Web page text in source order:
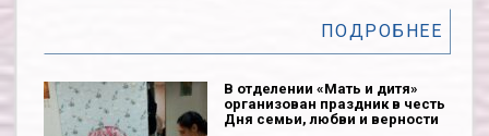
ПОДРОБНЕЕ
В отделении «Мать и дитя»
организован праздник в честь
Дня семьи, любви и верности